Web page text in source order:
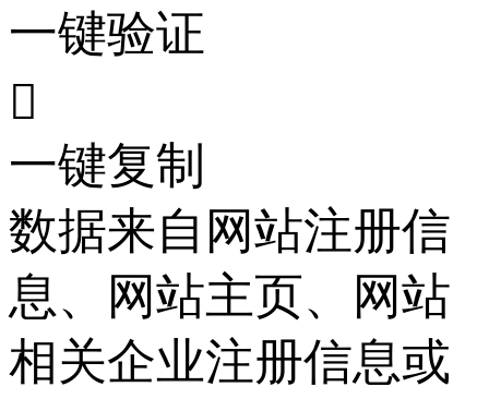
一键验证

一键复制
数据来自网站注册信
息、网站主页、网站
相关企业注册信息或